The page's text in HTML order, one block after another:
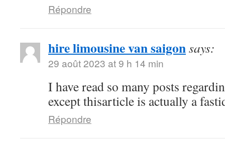
Répondre
hire limousine van saigonsays:
29 août 2023 at 9 h 14 min
I have read so many posts
except thisarticle is actually a
Répondre